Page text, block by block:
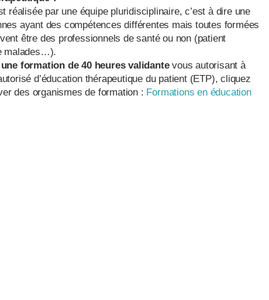
réalisée par une équipe pluridisciplinaire, c’est à dire une
ayant des compétences différentes mais toutes formées
être des professionnels de santé ou non (patient
malades…).
formation de 40 heures validantevous autorisant à
d’éducation thérapeutique du patient (ETP), cliquez
des organismes de formation : Formations en éducation